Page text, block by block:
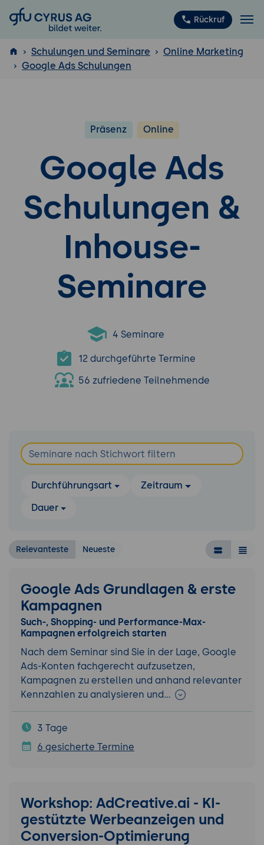
GFU Cyrus AG Rückruf
ISTQB
Schulungen und Seminare
Online Marketing
Google Ads Schulungen
Präsenz Online
Google Ads
Schulungen &
Inhouse-
Seminare
4 Seminare
12 durchgeführte Termine
56 zufriedene Teilnehmende
Durchführungsart
Zeitraum
Dauer
Relevanteste Neueste
Google Ads Grundlagen & erste
Kampagnen
Such-, Shopping- und Performance-Max-
Kampagnen erfolgreich starten
Nach dem Seminar sind Sie in der Lage, Google
Ads-Konten fachgerecht aufzusetzen,
Kampagnen zu erstellen und anhand relevanter
Kennzahlen zu analysieren und…
3 Tage
6 gesicherte Termine
Workshop: AdCreative.ai - KI-
gestützte Werbeanzeigen und
Conversion-Optimierung